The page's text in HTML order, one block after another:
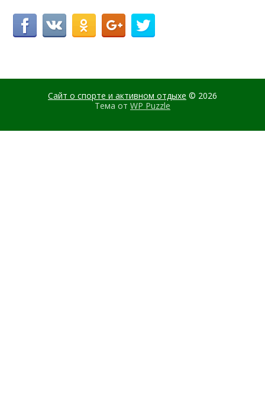
Сайт о спорте и активном отдыхе © 2026
Тема от WP Puzzle